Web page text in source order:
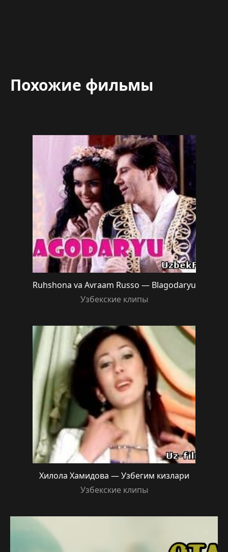
Похожие фильмы
Ruhshona va Avraam Russo — Blagodaryu
Узбекские клипы
Хилола Хамидова — Узбегим кизлари
Узбекские клипы